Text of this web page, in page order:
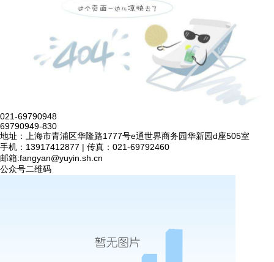
021-69790948
69790949-830
地址：上海市青浦区华隆路1777号e通世界商务园华新园d座505室
手机：13917412877 | 传真：021-69792460
邮箱:fangyan@yuyin.sh.cn
公众号二维码